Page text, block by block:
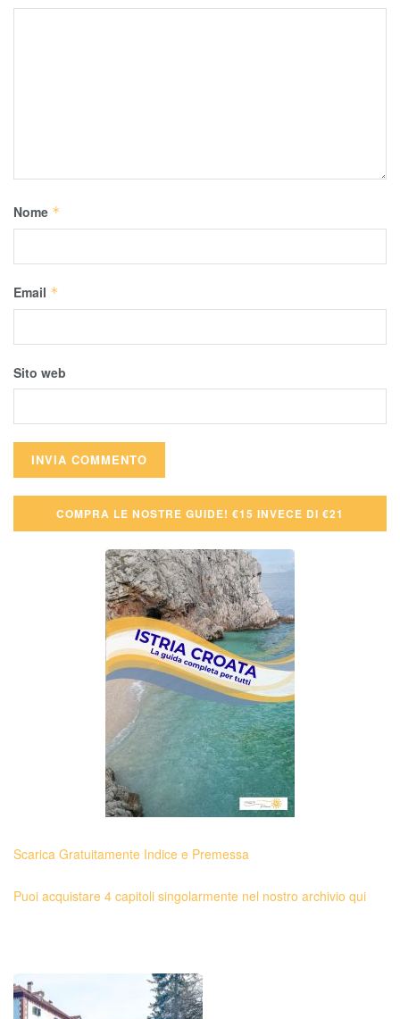
Nome *
Email *
Sito web
COMPRA LE NOSTRE GUIDE! €15 INVECE DI €21
Scarica Gratuitamente Indice e Premessa
Puoi acquistare 4 capitoli singolarmente nel nostro archivio qui